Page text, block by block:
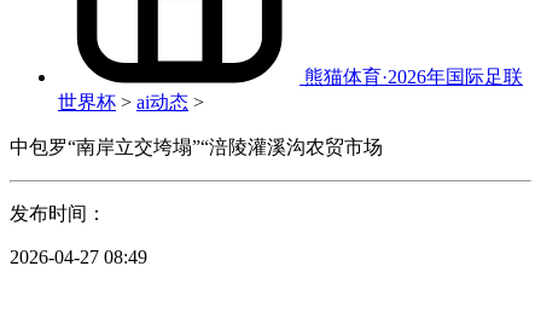
熊猫体育·2026年国际足联
世界杯 > ai动态 >
中包罗“南岸立交垮塌”“涪陵灌溪沟农贸市场
发布时间：
2026-04-27 08:49